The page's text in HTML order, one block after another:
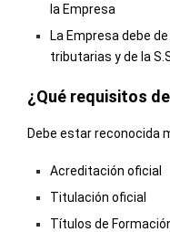
la Empresa
La Empresa debe
tributarias y de la
¿Qué requisitos
Debe estar reconocida
Acreditación oficial
Titulación oficial
Títulos de